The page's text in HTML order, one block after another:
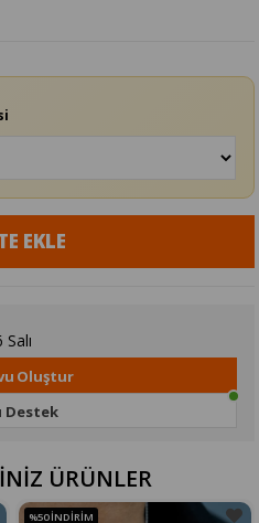
Oluştur
Destek
ÜRÜNLER
%50 İNDIRIM